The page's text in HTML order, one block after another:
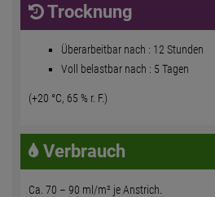
Trocknung
Überarbeitbar nach : 12 Stunden
Voll belastbar nach : 5 Tagen
(+20 °C, 65 % r. F.)
Verbrauch
Ca. 70 – 90 ml/m² je Anstrich.